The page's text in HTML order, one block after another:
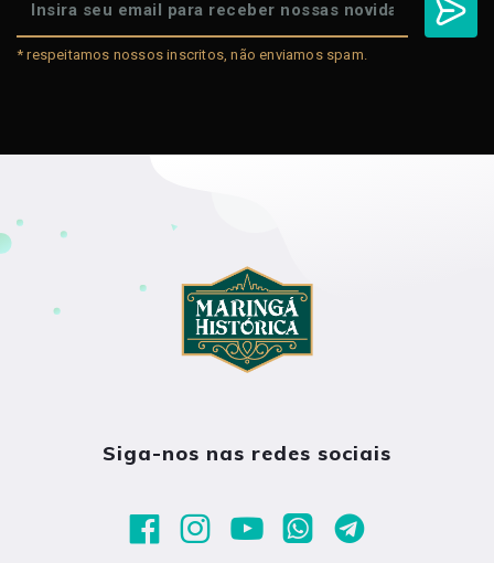
* respeitamos nossos inscritos, não enviamos spam.
Siga-nos nas redes sociais